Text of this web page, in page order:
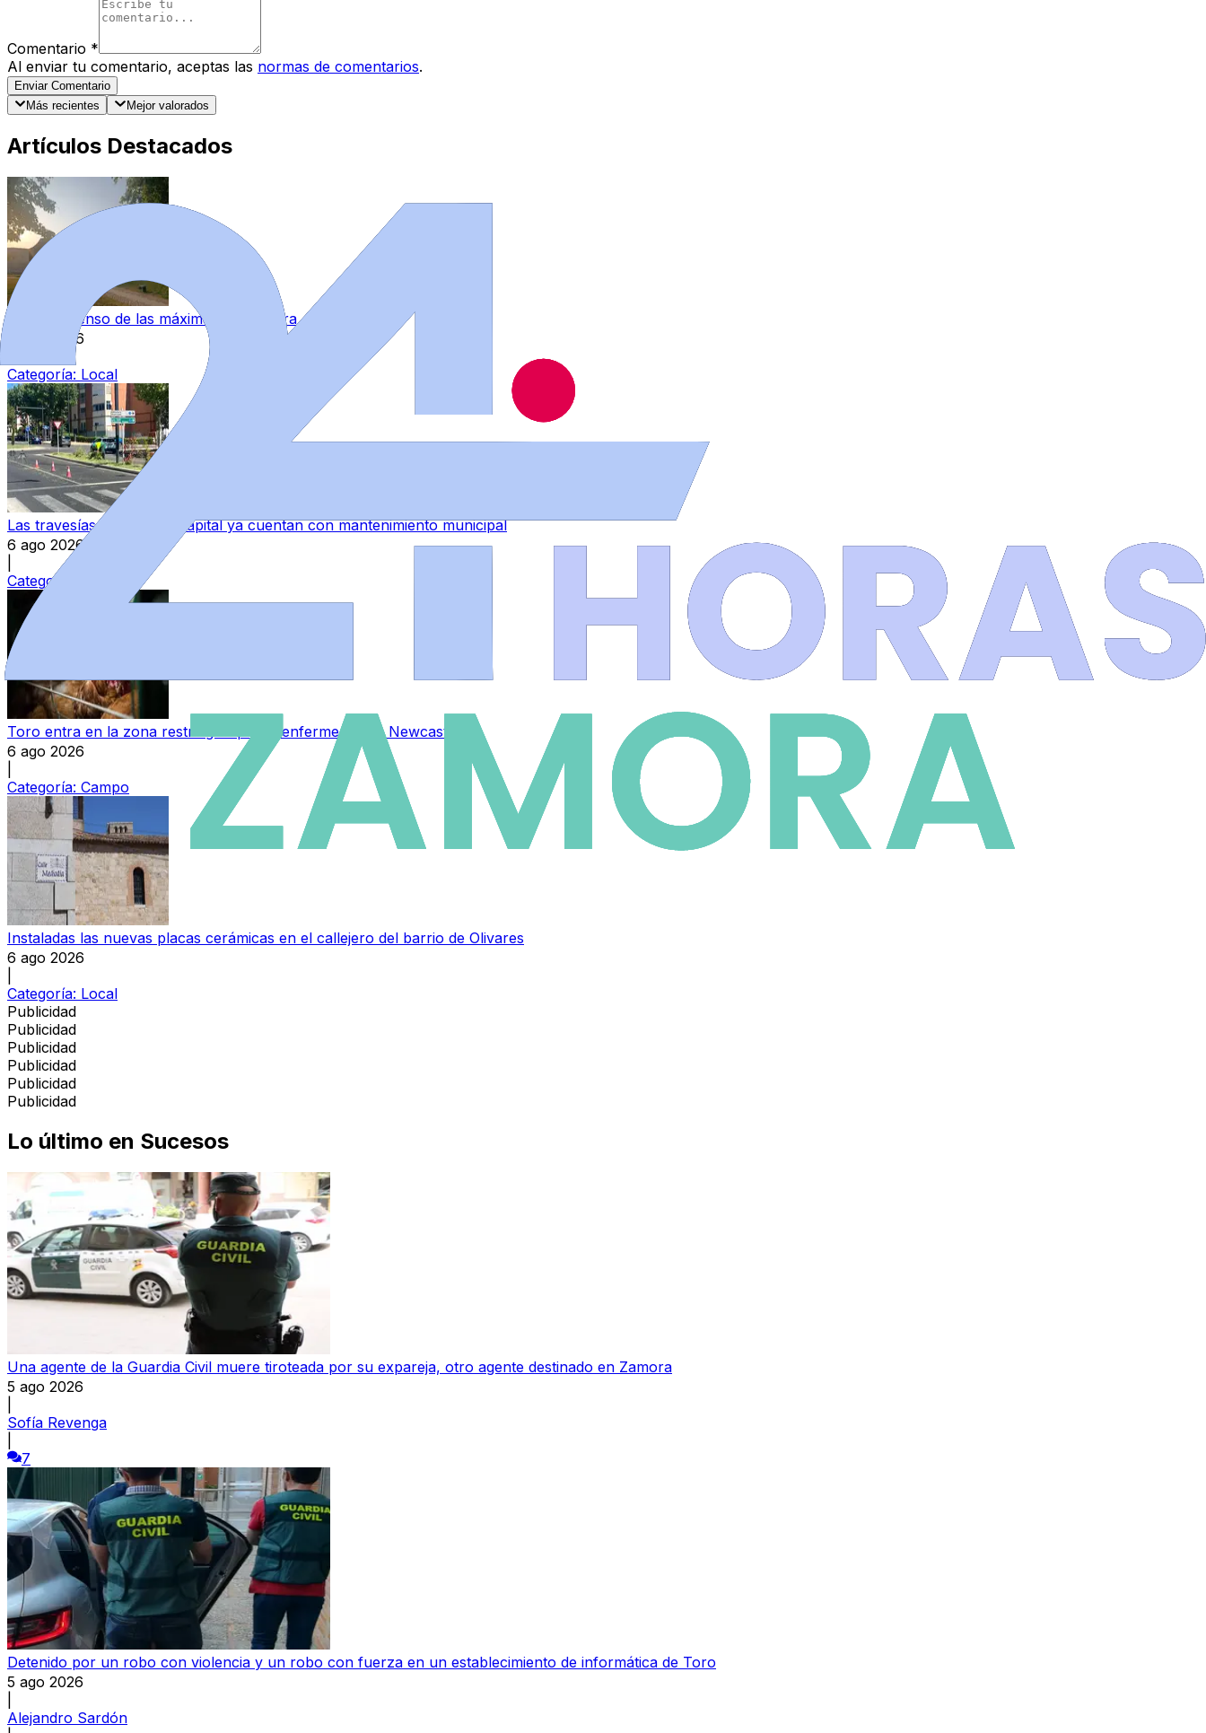
Comentario *
Al enviar tu comentario, aceptas las normas de comentarios.
Enviar Comentario
Más recientes
Mejor valorados
Artículos Destacados
Ligero ascenso de las máximas en Zamora
6 ago 2026
Categoría: Local
Las travesías de Zamora capital ya cuentan con mantenimiento municipal
6 ago 2026
Categoría:
Toro entra en la zona restringida por la enfermedad de Newcastle
6 ago 2026
Categoría: Campo
Instaladas las nuevas placas cerámicas en el callejero del barrio de Olivares
6 ago 2026
Categoría: Local
Publicidad
Publicidad
Publicidad
Publicidad
Publicidad
Publicidad
Lo último en Sucesos
Una agente de la Guardia Civil muere tiroteada por su expareja, otro agente destinado en Zamora
5 ago 2026
Sofía Revenga
7
Detenido por un robo con violencia y un robo con fuerza en un establecimiento de informática de Toro
5 ago 2026
Alejandro Sardón